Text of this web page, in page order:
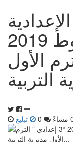
محافظة المنيا أسيوط 2019
الأول
تبليغ